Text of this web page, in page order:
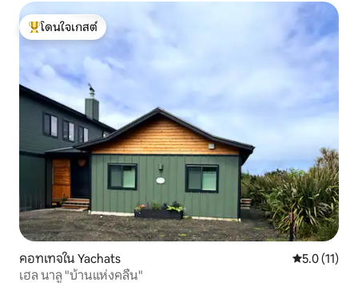
และมื้อค่ำ อยู่ติดกันเลย! * Ona Restaurant
& Lounge – อาหารแปซิฟิกตะวันตกเฉียง
เหนือพร้อมวิวแม่น้ำ * เบรดแอนด์โรสเบเก
อรี่ – ขนมอบกาแฟและอาหารเช้าจากช่าง
ฝีมือ * Green Salmon Coffee Co. – คาเฟ่
แปลกๆพร้อมเครื่องดื่มออร์แกนิกและตัว
เลือกมังสวิรัติ * Yachats Brewing +
Farmstore – พิซซ่าเตาฟืนคราฟท์เบียร์
คอมบูชาและบรรยากาศการสังสรรค์ในท้อง
ถิ่น * Le Roy's Blue Whale – อาหารมื้อค่ำ
แบบคลาสสิกและอาหารเช้าแสนอร่อย *
Outta Gas Pizza – อัญมณีที่ซ่อนอยู่พร้อม
พายสร้างสรรค์และบรรยากาศสบายๆ การ
ผจญภัยในบริเวณใกล้เคียง * เดิน 5 นาทีถึง
Yachats State Park * ขับรถ 10 นาทีไปยัง
Cape Perpetua Scenic Area, Thor's Well
& Devil's Churn * ทริปไปเช้าเย็นกลับง่ายๆ
ที่ฟลอเรนซ์เฮดไลท์เฮาส์เฮดหรือ
พิพิธภัณฑ์สัตว์น้ำและท่าเรือของนิวพอร์ต
โดนใจเกสต์ที่สุด
โดนใจเกสต์
คอทเทจใน Yachats คะแนนเฉลี่ย
5.0 (11)
เฮล นาลู "บ้านแห่งคลื่น"